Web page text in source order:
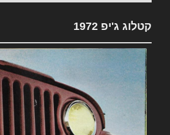
קטלוג ג'יפ 1972